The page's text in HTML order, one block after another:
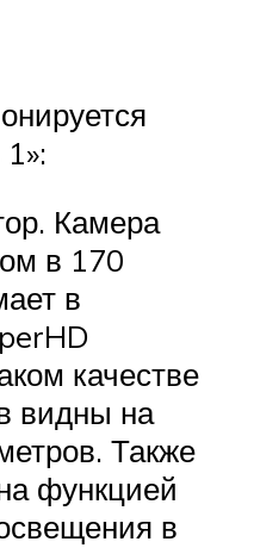
Камера
в 170
в
качестве
видны на
Также
функцией
в